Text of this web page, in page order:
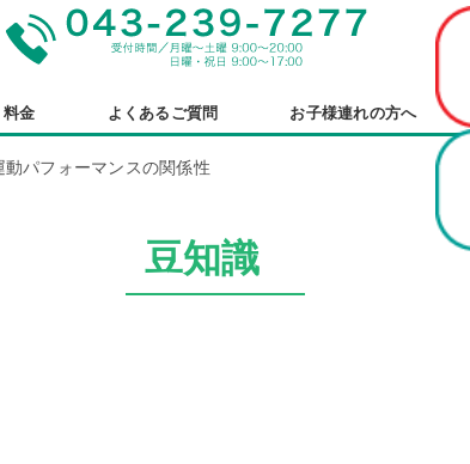
料金 よくあるご質問 お子様連れの方へ
動パフォーマンスの関係性
豆知識